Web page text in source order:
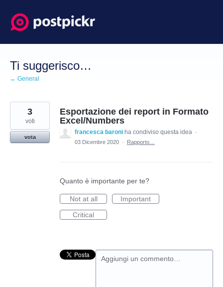
Salta
al
contenuto
Ti suggerisco…
← General
Esportazione dei report in Formato
Excel/Numbers
3
voti
vota
francesca baroni ha condiviso questa idea ·
03 Dicembre 2020 · Rapporto…
Quanto è importante per te?
Not at all
Important
Critical
Aggiungi un commento…